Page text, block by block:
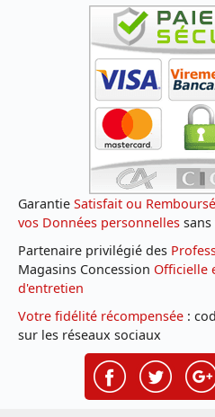
Garantie Satisfait ou Remboursé
vos Données personnelles
Partenaire privilégié des
Magasins Concession Officielle
d'entretien
Votre fidélité récompensée :
sur les réseaux sociaux